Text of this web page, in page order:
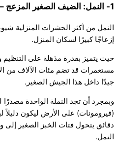
1- النمل: الضيف الصغير المزعج – تنظيف حشرات الأحمدي
النمل من أكثر الحشرات المنزلية
إزعاجًا كبيرًا لسكان المنزل.
حيث يتميز بقدرة مذهلة على
مستعمرات قد تضم مئات الآلاف من
جيدًا داخل هذا الجيش الصغير.
وبمجرد أن تجد النملة الواحدة مصدرًا
(فيرومونات) على الأرض ليكون دليلاً
دقائق يتحول فتات الخبز الصغير
النمل.